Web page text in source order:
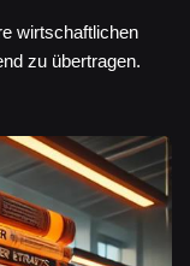
wirtschaftlichen
zu übertragen.